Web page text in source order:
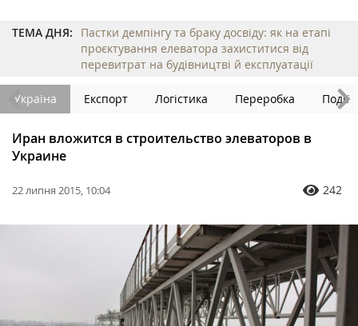
ТЕМА ДНЯ:
Пастки демпінгу та браку досвіду: як на етапі
проєктування елеватора захиститися від
перевитрат на будівництві й експлуатації
Україна Експорт Логістика Переробка Події
Иран вложится в строительство элеваторов в
Украине
22 липня 2015, 10:04 242